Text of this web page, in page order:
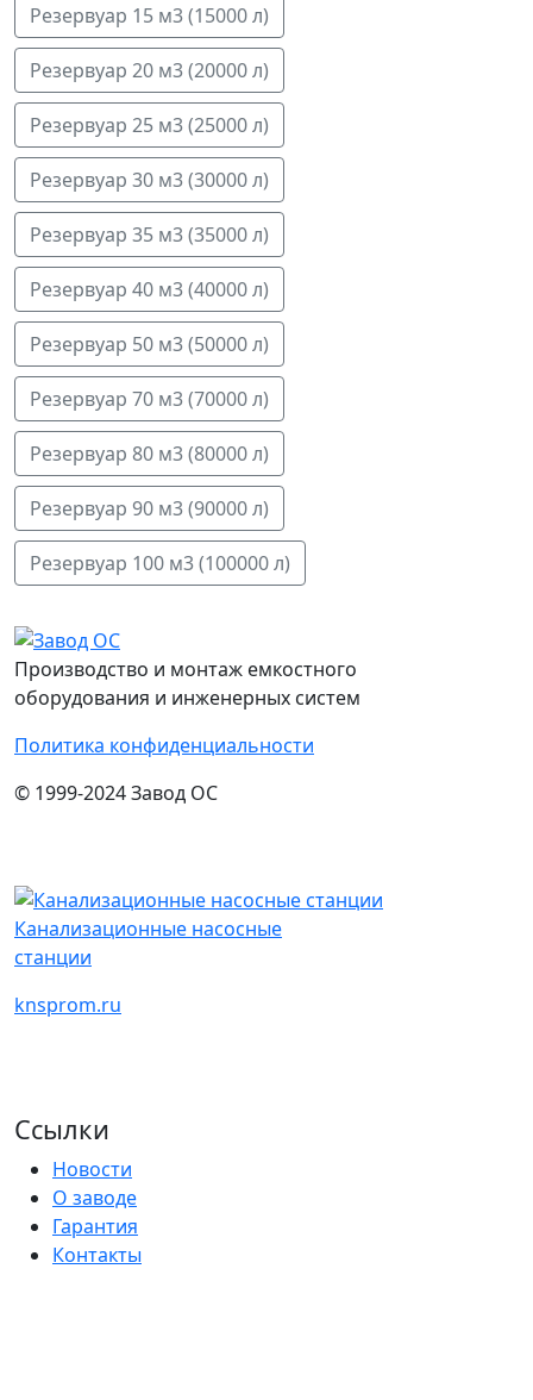
Резервуар 15 м3 (15000 л)
Pезервуар 20 м3 (20000 л)
Резервуар 25 м3 (25000 л)
Резервуар 30 м3 (30000 л)
Резервуар 35 м3 (35000 л)
Резервуар 40 м3 (40000 л)
Резервуар 50 м3 (50000 л)
Резервуар 70 м3 (70000 л)
Резервуар 80 м3 (80000 л)
Резервуар 90 м3 (90000 л)
Резервуар 100 м3 (100000 л)
Производство и монтаж емкостного
оборудования и инженерных систем
Политика конфиденциальности
© 1999-2024 Завод ОС
Канализационные насосные
станции
knsprom.ru
Ссылки
Новости
О заводе
Гарантия
Контакты